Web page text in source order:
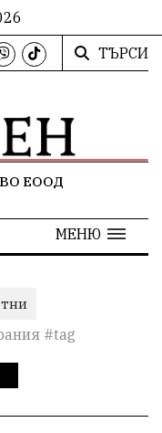
ТЪРСИ
ЕООД
МЕНЮ
#tag